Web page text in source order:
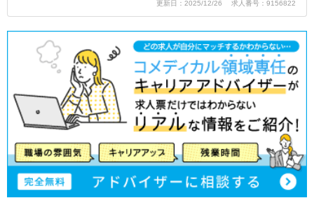
更新日：2025/12/26 求人番号：9156822